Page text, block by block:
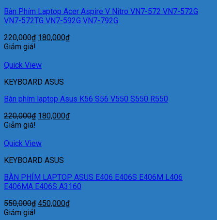
Bàn Phím Laptop Acer Aspire V Nitro VN7-572 VN7-572G
VN7-572TG VN7-592G VN7-792G
220,000₫ 180,000₫
Giảm giá!
Quick View
KEYBOARD ASUS
Bàn phím laptop Asus K56 S56 V550 S550 R550
220,000₫ 180,000₫
Giảm giá!
Quick View
KEYBOARD ASUS
BÀN PHÍM LAPTOP ASUS E406 E406S E406M L406
E406MA E406S A3160
550,000₫ 450,000₫
Giảm giá!